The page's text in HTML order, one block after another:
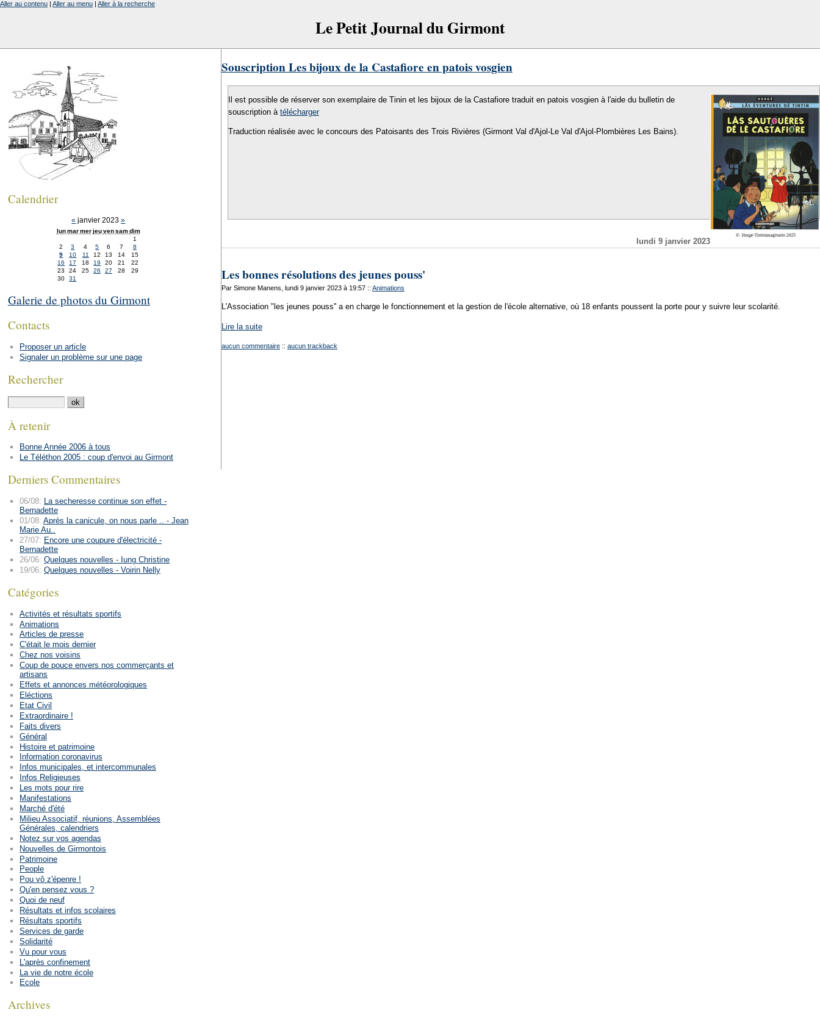
Le Petit Journal du Girmont
Aller au contenu | Aller au menu | Aller à la recherche
Souscription Les bijoux de la Castafiore en patois vosgien
Il est possible de réserver son exemplaire de Tinin et les bijoux de la Castafiore traduit en patois vosgien à l'aide du bulletin de
souscription à télécharger
Traduction réalisée avec le concours des Patoisants des Trois Rivières (Girmont Val d'Ajol-Le Val d'Ajol-Plombières Les Bains).
lundi 9 janvier 2023
Les bonnes résolutions des jeunes pouss'
Par Simone Manens, lundi 9 janvier 2023 à 19:57 :: Animations
L'Association "les jeunes pouss'' a en charge le fonctionnement et la gestion de l'école alternative, où 18 enfants poussent la porte pour y suivre leur scolarité.
Lire la suite
aucun commentaire :: aucun trackback
Calendrier
« janvier 2023»
lun mar mer jeu ven sam dim
1
2
3 4 5 6 7
8
9
10 11 12 13 14
15
16
17 18 19 20 21
22
23
24 25 26 27 28
29
30
31
Galerie de photos du Girmont
Contacts
Proposer un article
Signaler un problème sur une page
Rechercher
À retenir
Bonne Année 2006 à tous
Le Téléthon 2005 : coup d'envoi au Girmont
Derniers Commentaires
06/08: La secheresse continue son effet -
Bernadette
01/08: Après la canicule, on nous parle .. - Jean
Marie Au..
27/07: Encore une coupure d'électricité -
Bernadette
26/06: Quelques nouvelles - Iung Christine
19/06: Quelques nouvelles - Voirin Nelly
Catégories
Activités et résultats sportifs
Animations
Articles de presse
C'était le mois dernier
Chez nos voisins
Coup de pouce envers nos commerçants et
artisans
Effets et annonces météorologiques
Eléctions
Etat Civil
Extraordinaire !
Faits divers
Général
Histoire et patrimoine
Information coronavirus
Infos municipales, et intercommunales
Infos Religieuses
Les mots pour rire
Manifestations
Marché d'été
Milieu Associatif, réunions, Assemblées
Générales, calendriers
Notez sur vos agendas
Nouvelles de Girmontois
Patrimoine
People
Pou vô z'épenre !
Qu'en pensez vous ?
Quoi de neuf
Résultats et infos scolaires
Résultats sportifs
Services de garde
Solidarité
Vu pour vous
L'après confinement
La vie de notre école
Ecole
Archives